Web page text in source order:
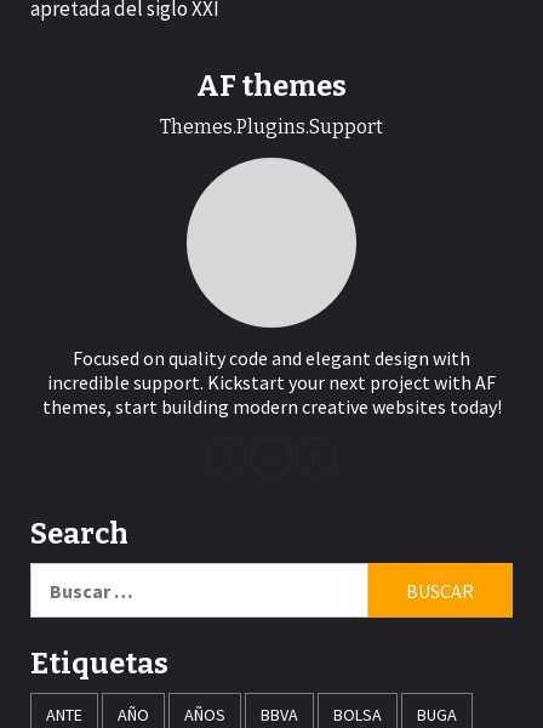
apretada del siglo XXI
AF themes
Themes.Plugins.Support
Focused on quality code and elegant design with
incredible support. Kickstart your next project with AF
themes, start building modern creative websites today!
Search
Etiquetas
ANTE AÑO AÑOS BBVA BOLSA BUGA